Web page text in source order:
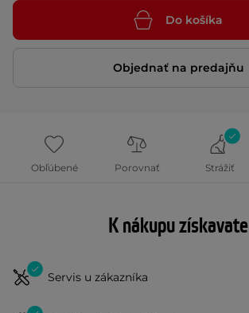
Do košíka
Objednať na predajňu
Obľúbené Porovnať Strážiť
K nákupu získavate
Servis u zákazníka